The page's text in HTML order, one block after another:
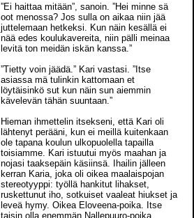
”Ei haittaa mitään”, sanoin. ”Hei minne sä
oot menossa? Jos sulla on aikaa niin jää
juttelemaan hetkeksi. Kun näin kesällä ei
nää edes koulukavereita, niin pälli meinaa
levitä ton meidän iskän kanssa.”
”Tietty voin jäädä.” Kari vastasi. ”Itse
asiassa mä tulinkin kattomaan et
löytäisinkö sut kun näin sun aiemmin
kävelevän tähän suuntaan.”
Hieman ihmettelin itsekseni, että Kari oli
lähtenyt perääni, kun ei meillä kuitenkaan
ole tapana koulun ulkopuolella tapailla
toisiamme. Kari istuutui myös maahan ja
nojasi taaksepäin käsiinsä. Ihailin jälleen
kerran Karia, joka oli oikea maalaispojan
stereotyyppi: työllä hankitut lihakset,
ruskettunut iho, sotkuiset vaaleat hiukset ja
leveä hymy. Oikea Eloveena-poika. Itse
taisin olla enemmän Nallepuuro-poika,